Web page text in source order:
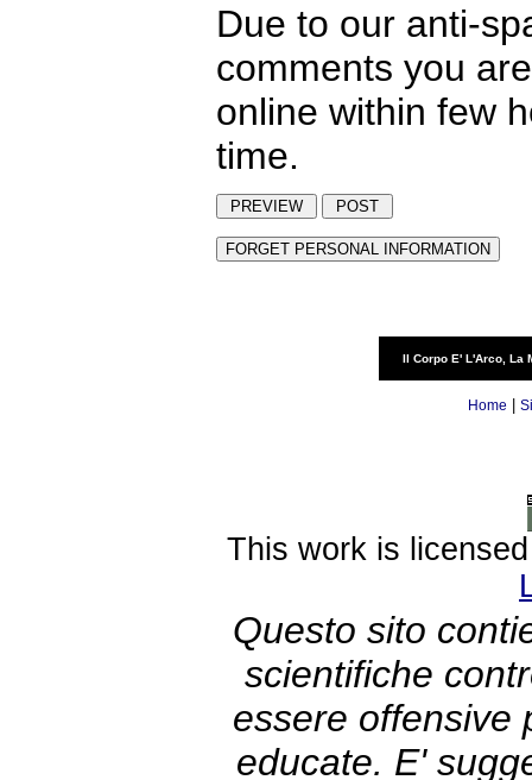
Due to our anti-
comments you
online within few
time.
Il Corpo E' L'Arco, La
Home
This work is
Questo sito
scientifiche
essere offensive
educate. E'